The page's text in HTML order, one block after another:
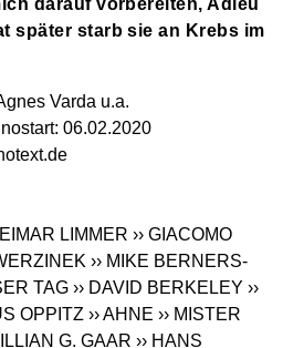
später starb sie an Krebs im
Varda u.a.
06.02.2020
LIMMER ›› GIACOMO
›› MIKE BERNERS-
TAG ›› DAVID BERKELEY ››
OPPITZ ›› AHNE ›› MISTER
G. GAAR ›› HANS